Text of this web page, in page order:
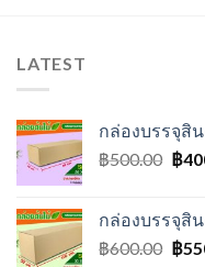
LATEST
กล่องบรรจุสิ
฿500.00
฿
฿
กล่องบรรจุสิ
฿600.00 ฿